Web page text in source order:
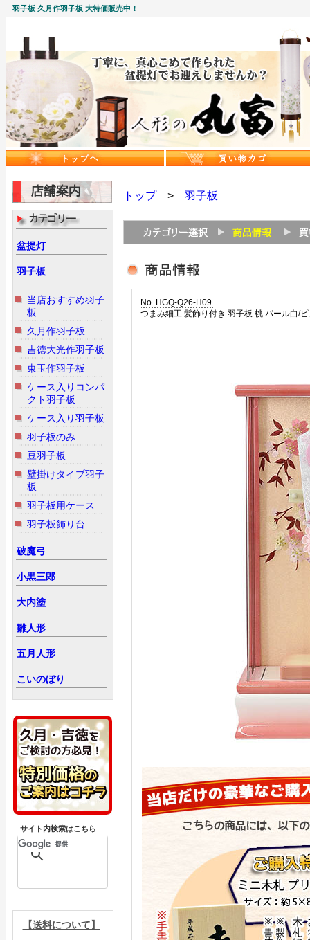
羽子板 久月作羽子板 大特価販売中！
盆提灯
羽子板
当店おすすめ羽子
板
久月作羽子板
吉徳大光作羽子板
東玉作羽子板
ケース入りコンパ
クト羽子板
ケース入り羽子板
羽子板のみ
豆羽子板
壁掛けタイプ羽子
板
羽子板用ケース
羽子板飾り台
破魔弓
小黒三郎
大内塗
雛人形
五月人形
こいのぼり
サイト内検索はこちら
【送料について】
トップ> 羽子板
No. HGQ-Q26-H09
つまみ細工 髪飾り付き 羽子板 桃 パール白/